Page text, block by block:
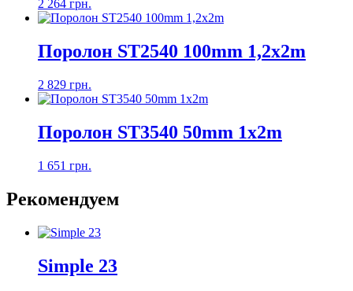
2 264 грн.
Поролон ST2540 100mm 1,2х2m
2 829 грн.
Поролон ST3540 50mm 1x2m
1 651 грн.
Рекомендуем
Simple 23